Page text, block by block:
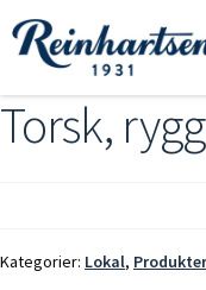
Torsk,
Kategorier: Lokal, Produkter